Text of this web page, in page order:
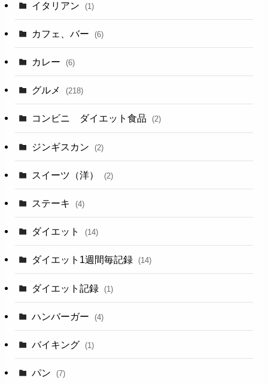
イタリアン (1)
カフェ、バー (6)
カレー (6)
グルメ (218)
コンビニ ダイエット食品 (2)
ジンギスカン (2)
スイーツ（洋） (2)
ステーキ (4)
ダイエット (14)
ダイエット1週間毎記録 (14)
ダイエット記録 (1)
ハンバーガー (4)
バイキング (1)
パン (7)